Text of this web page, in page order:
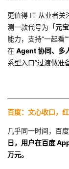
发
者
学
我
的
课
我
的
我
Programs
的
支
持
的
技
术
我
的
云
更值得 IT 从业者关
测一款代号为 「元
能力，支持“一起看
在 Agent 协同、多
系型入口”过渡做准
百度：文心收口，
几乎同一时间，百
日，用户在百度
万元。